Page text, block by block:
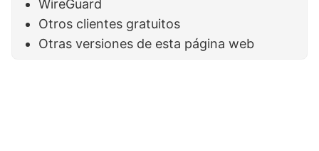
WireGuard
Otros clientes gratuitos
Otras versiones de esta página web